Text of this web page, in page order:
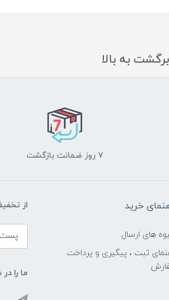
برگشت به بالا
۷ روز ضمانت بازگشت
خرید
های ارسال
ثبت ، پیگیری و پرداخت
از
ما را